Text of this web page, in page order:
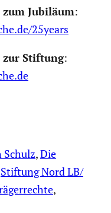
Jubiläum:
25years
Stiftung:
, Die
Stiftung Nord LB/